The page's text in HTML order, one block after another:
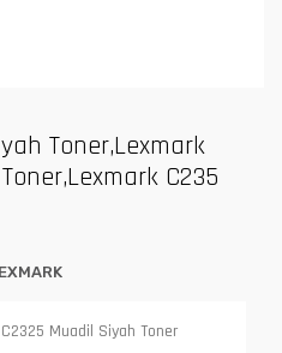
Toner,Lexmark
C235
Muadil Siyah Toner